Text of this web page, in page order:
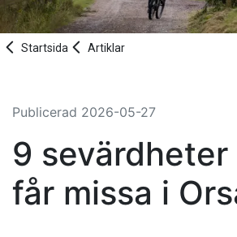
Startsida Artiklar
Publicerad 2026-05-27
9
får missa i